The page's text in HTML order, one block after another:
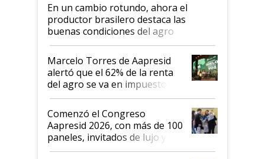
En un cambio rotundo, ahora el
productor brasilero destaca las
buenas condiciones del agro
argentino para invertir: "Los veo
más motivados"
Marcelo Torres de Aapresid
alertó que el 62% de la renta
del agro se va en impuestos:
"No es bueno que en
Argentina se sigan discutiendo
las mismas cosas de hace 50
años"
Comenzó el Congreso
Aapresid 2026, con más de 100
paneles, invitados de lujo y
todas las tendencias